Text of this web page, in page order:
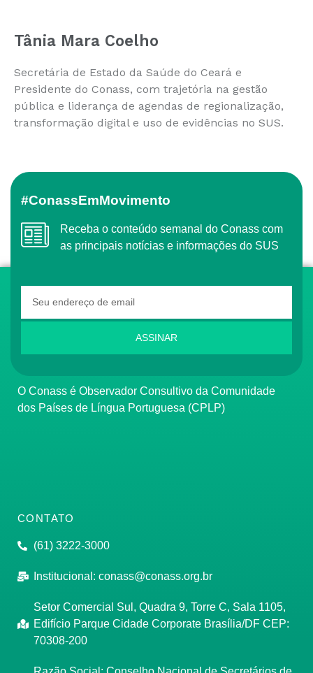
Tânia Mara Coelho
Secretária de Estado da Saúde do Ceará e
Presidente do Conass, com trajetória na gestão
pública e liderança de agendas de regionalização,
transformação digital e uso de evidências no SUS.
#ConassEmMovimento
Receba o conteúdo semanal do Conass com
as principais notícias e informações do SUS
ASSINAR
O Conass é Observador Consultivo da Comunidade
dos Países de Língua Portuguesa (CPLP)
CONTATO
(61) 3222-3000
Institucional: conass@conass.org.br
Setor Comercial Sul, Quadra 9, Torre C, Sala 1105,
Edifício Parque Cidade Corporate Brasília/DF CEP:
70308-200